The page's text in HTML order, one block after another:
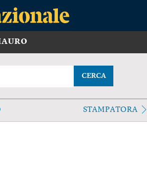
CERCA
STAMPATORA